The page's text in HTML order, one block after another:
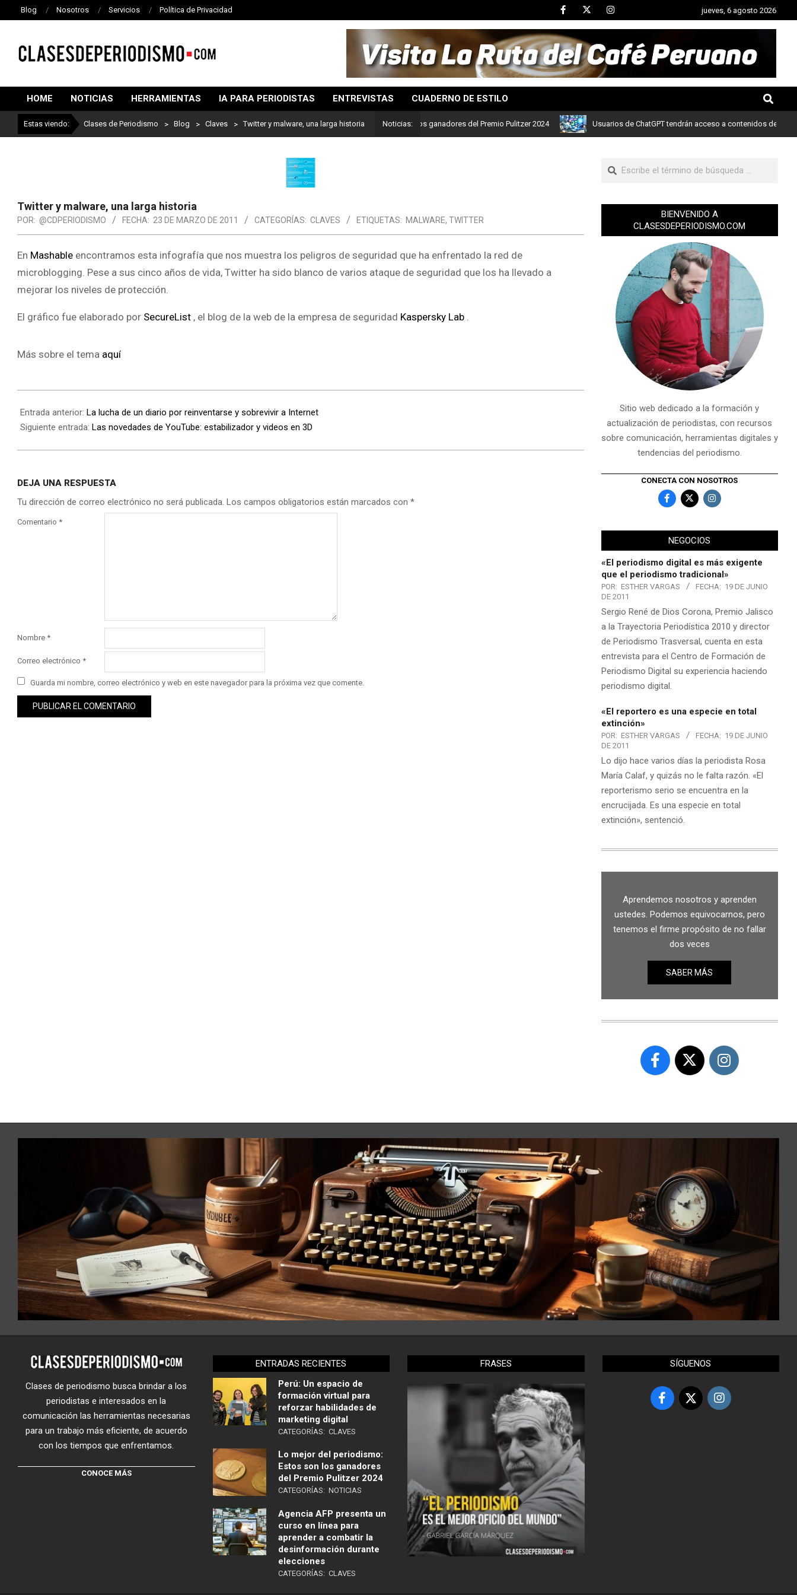
Blog Nosotros Servicios Política de Privacidad jueves, 6 agosto 2026
DE
PERIODISMO
HOME NOTICIAS HERRAMIENTAS IA PARA PERIODISTAS ENTREVISTAS CUADERNO DE ESTILO
Estas viendo: Clases de Periodismo > Blog > Claves > Twitter y malware, una larga historia Noticias:
Lo mejor del periodismo: Estos son los ganadores del Premio Pulitzer 2024 Usuarios de ChatGPT tendrán acceso a contenidos de noticias de
Twitter y malware, una larga historia
POR: @CDPERIODISMO FECHA: 23 DE MARZO DE 2011 CATEGORÍAS: CLAVES ETIQUETAS: MALWARE, TWITTER
En Mashable encontramos esta infografía que nos muestra los peligros de seguridad que ha enfrentado la red de
microblogging. Pese a sus cinco años de vida, Twitter ha sido blanco de varios ataque de seguridad que los ha llevado a
mejorar los niveles de protección.
El gráfico fue elaborado por SecureList , el blog de ​​la web de la empresa de seguridad Kaspersky Lab .
Más sobre el tema aquí
Entrada anterior: La lucha de un diario por reinventarse y sobrevivir a Internet
Siguiente entrada: Las novedades de YouTube: estabilizador y videos en 3D
DEJA UNA RESPUESTA
Tu dirección de correo electrónico no será publicada. Los campos obligatorios están marcados con *
Comentario *
Nombre *
Correo electrónico *
Guarda mi nombre, correo electrónico y web en este navegador para la próxima vez que comente.
BIENVENIDO A
CLASESDEPERIODISMO.COM
Sitio web dedicado a la formación y
actualización de periodistas, con recursos
sobre comunicación, herramientas digitales y
tendencias del periodismo.
CONECTA CON NOSOTROS
NEGOCIOS
«El periodismo digital es más exigente
que el periodismo tradicional»
POR: ESTHER VARGAS FECHA: 19 DE JUNIO
DE 2011
Sergio René de Dios Corona, Premio Jalisco
a la Trayectoria Periodística 2010 y director
de Periodismo Trasversal, cuenta en esta
entrevista para el Centro de Formación de
Periodismo Digital su experiencia haciendo
periodismo digital.
«El reportero es una especie en total
extinción»
POR: ESTHER VARGAS FECHA: 19 DE JUNIO
DE 2011
Lo dijo hace varios días la periodista Rosa
María Calaf, y quizás no le falta razón. «El
reporterismo serio se encuentra en la
encrucijada. Es una especie en total
extinción», sentenció.
Aprendemos nosotros y aprenden
ustedes. Podemos equivocarnos, pero
tenemos el firme propósito de no fallar
dos veces
SABER MÁS
Clases de periodismo busca brindar a los
periodistas e interesados en la
comunicación las herramientas necesarias
para un trabajo más eficiente, de acuerdo
con los tiempos que enfrentamos.
CONOCE MÁS
ENTRADAS RECIENTES
Perú: Un espacio de
formación virtual para
reforzar habilidades de
marketing digital
CATEGORÍAS: CLAVES
Lo mejor del periodismo:
Estos son los ganadores
del Premio Pulitzer 2024
CATEGORÍAS: NOTICIAS
Agencia AFP presenta un
curso en línea para
aprender a combatir la
desinformación durante
elecciones
CATEGORÍAS: CLAVES
FRASES SÍGUENOS